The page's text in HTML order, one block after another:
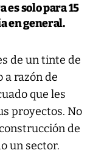
solo para 15
en general.
de un tinte de
razón de
que les
proyectos. No
de
un sector.